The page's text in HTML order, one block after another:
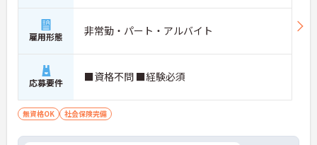
雇用形態 非常勤・パート・アルバイト
応募要件 ■資格不問 ■経験必須
無資格OK 社会保険完備